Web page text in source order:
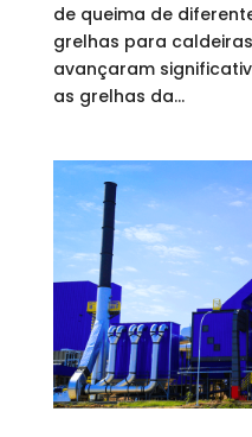
de queima de
grelhas para
avançaram
as grelhas da...